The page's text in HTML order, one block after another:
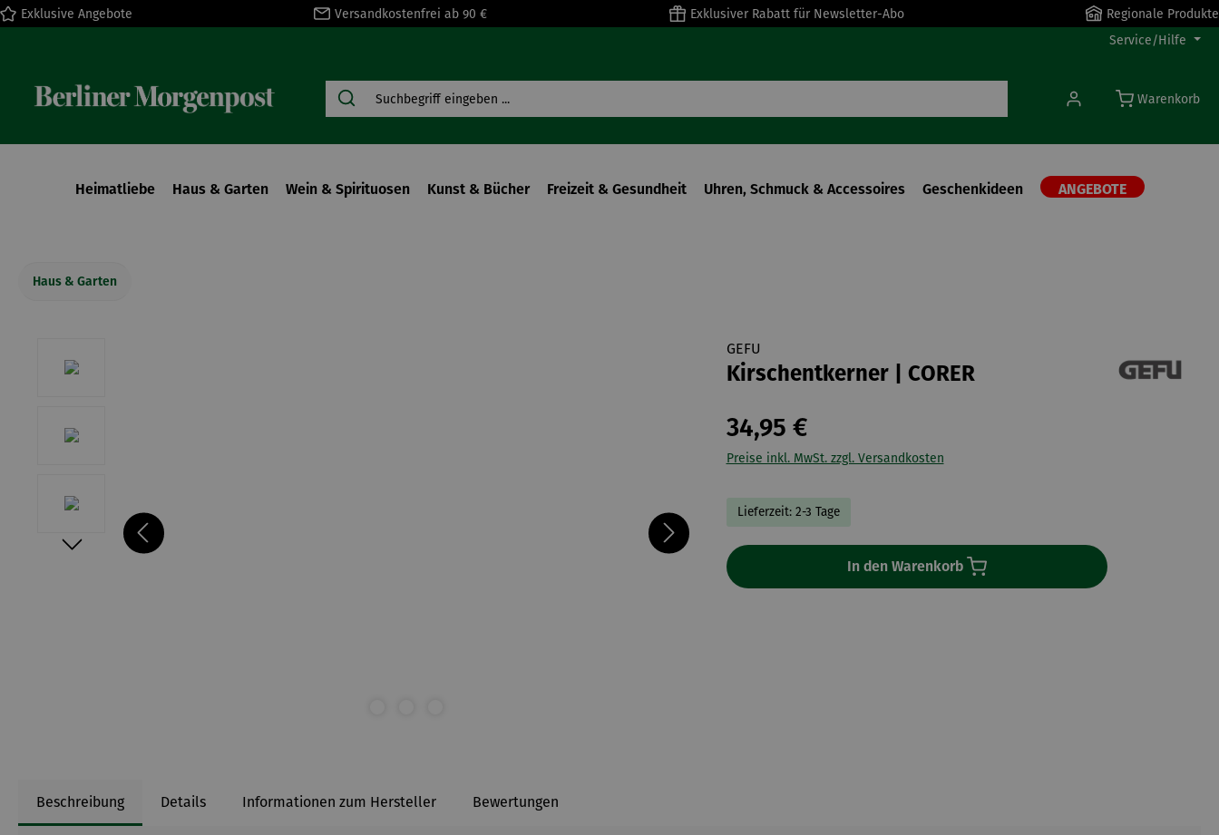
Zur Hauptnavigation springen
Exklusive Angebote Versandkostenfrei ab 90 € Exklusiver Rabatt für Newsletter-Abo
Regionale Produkte
Service/Hilfe
Warenkorb
Heimatliebe Haus & Garten Wein & Spirituosen Kunst & Bücher Freizeit & Gesundheit Uhren, Schmuck & Accessoires Geschenkideen ANGEBOTE
Haus & Garten
GEFU
Kirschentkerner | CORER
34,95 €
Preise inkl. MwSt. zzgl. Versandkosten
Lieferzeit: 2-3 Tage
In den Warenkorb
Beschreibung Details Informationen zum Hersteller Bewertungen